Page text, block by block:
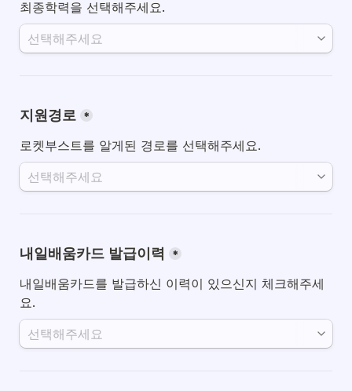
최종학력을 선택해주세요.
지원경로 *
로켓부스트를 알게된 경로를 선택해주세요.
내일배움카드 발급이력 *
내일배움카드를 발급하신 이력이 있으신지 체크해주세
요.